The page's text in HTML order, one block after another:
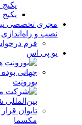
پکیج
مجری تخصصی
نصب و راه‌اندازی
فرم
یو پی اس
یورونِت
مکسما